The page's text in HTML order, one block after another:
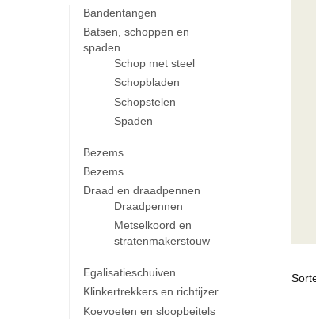
Bandentangen
Batsen, schoppen en
spaden
Schop met steel
Schopbladen
Schopstelen
Spaden
Bezems
Bezems
Draad en draadpennen
Draadpennen
Metselkoord en
stratenmakerstouw
Egalisatieschuiven
Klinkertrekkers en richtijzer
Koevoeten en sloopbeitels